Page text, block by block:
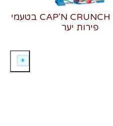
דגני בוקר CAP'N CRUNCH בטעמי
פירות יער